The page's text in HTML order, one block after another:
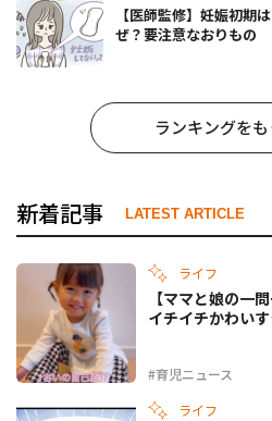
【医師監修】妊娠初期
ぜ？要注意なおりもの
ランキングを
新着記事 LATEST ARTICLE
ライフ
#育児ニュース
【ママと娘の一
イチイチかわい
ライフ